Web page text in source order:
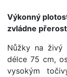
Výkonný
zvládne
Nůžky na živý
délce 75 cm,
vysokým